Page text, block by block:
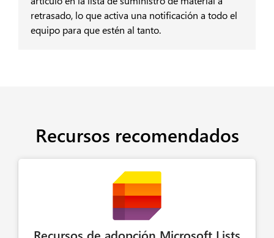
retrasado, lo que activa una notificación a todo el
equipo para que estén al tanto.
Recursos recomendados
Recursos de adopción Microsoft Lists